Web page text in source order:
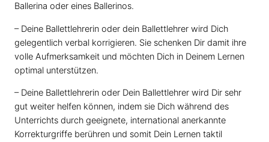
Ballerina oder eines Ballerinos.
– Deine Ballettlehrerin oder dein Ballettlehrer wird Dich
gelegentlich verbal korrigieren. Sie schenken Dir damit ihre
volle Aufmerksamkeit und möchten Dich in Deinem Lernen
optimal unterstützen.
– Deine Ballettlehrerin oder Dein Ballettlehrer wird Dir sehr
gut weiter helfen können, indem sie Dich während des
Unterrichts durch geeignete, international anerkannte
Korrekturgriffe berühren und somit Dein Lernen taktil